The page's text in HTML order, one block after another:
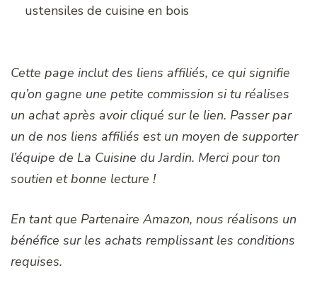
ustensiles de cuisine en bois
Cette page inclut des liens affiliés, ce qui signifie
qu’on gagne une petite commission si tu réalises
un achat après avoir cliqué sur le lien. Passer par
un de nos liens affiliés est un moyen de supporter
l’équipe de La Cuisine du Jardin. Merci pour ton
soutien et bonne lecture !
En tant que Partenaire Amazon, nous réalisons un
bénéfice sur les achats remplissant les conditions
requises.